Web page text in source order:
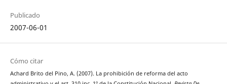
Publicado
2007-06-01
Cómo citar
Achard Brito del Pino, A. (2007). La prohibición de reforma del acto